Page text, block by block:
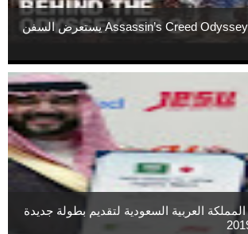
فيديو جديد للعبة Assassin’s Creed Odyssey يستعرض السفن
المملكة العربية السعودية لتقديم بطولة جديدة